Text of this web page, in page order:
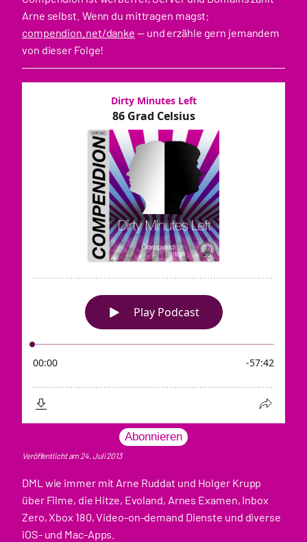
Arne selbst. Wenn du mittragen magst:
compendion.net/danke — und erzähle gern jemandem
von dieser Folge!
Abonnieren
Veröffentlicht am 24. Juli 2013
DML wie immer mit Arne Ruddat und Holger Krupp
über Filme, die Hitze, Evoland, Arnes Examen, Inbox
Zero, Xbox 180, Video-on-demand Dienste und diverse
iOS- und Mac-Apps.